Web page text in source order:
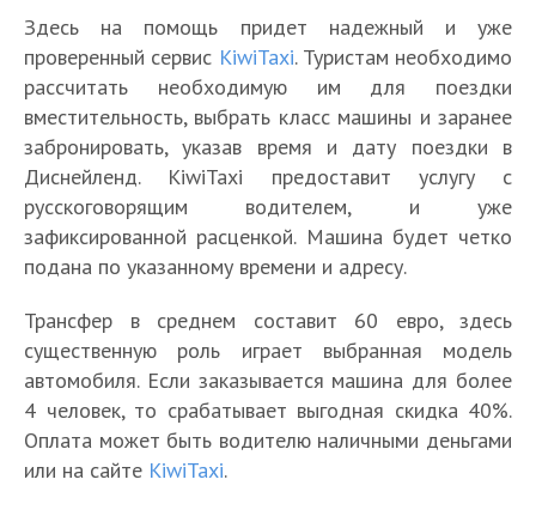
Здесь на помощь придет надежный и уже
проверенный сервис KiwiTaxi. Туристам необходимо
рассчитать необходимую им для поездки
вместительность, выбрать класс машины и заранее
забронировать, указав время и дату поездки в
Диснейленд. KiwiTaxi предоставит услугу с
русскоговорящим водителем, и уже
зафиксированной расценкой. Машина будет четко
подана по указанному времени и адресу.
Трансфер в среднем составит 60 евро, здесь
существенную роль играет выбранная модель
автомобиля. Если заказывается машина для более
4 человек, то срабатывает выгодная скидка 40%.
Оплата может быть водителю наличными деньгами
или на сайте KiwiTaxi.